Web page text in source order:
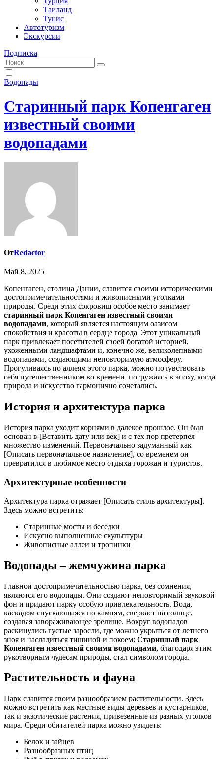
Таиланд
Тунис
Автотуризм
Экскурсии
Подписка
Водопады
Старинный парк Копенгаген
известный своими
водопадами
ОтRedactor
Май 8, 2025
Копенгаген, столица Дании, славится своими историческими
достопримечательностями и живописными уголками
природы. Среди этих сокровищ особое место занимает
старинный парк Копенгаген известный своими
водопадами, который является настоящим оазисом
спокойствия и красоты в сердце города. Этот уникальный
парк привлекает посетителей своей богатой историей,
ухоженными ландшафтами и, конечно же, великолепными
водопадами, создающими неповторимую атмосферу.
Прогуливаясь по аллеям этого парка, можно почувствовать
себя путешественником во времени, погружаясь в эпоху, когда
природа и искусство гармонично сочетались.
История и архитектура парка
История парка уходит корнями в далекое прошлое. Он был
основан в [Вставить дату или век] и с тех пор претерпел
множество изменений. Первоначально задуманный как
[Описать первоначальное назначение], со временем он
превратился в любимое место отдыха горожан и туристов.
Архитектурные особенности
Архитектура парка отражает [Описать стиль архитектуры].
Здесь можно встретить:
Старинные мосты и беседки
Искусно выполненные скульптуры
Живописные аллеи и тропинки
Водопады – жемчужина парка
Главной достопримечательностью парка, без сомнения,
являются его водопады. Они создают неповторимый звуковой
фон и придают парку особую привлекательность. Вода,
каскадом спускающаяся по камням, сверкает на солнце,
создавая завораживающее зрелище. Вокруг водопадов
раскинулись густые заросли, где можно укрыться от летнего
зноя и насладиться тишиной и покоем; Старинный парк
Копенгаген известный своими водопадами, благодаря этим
рукотворным чудесам природы, стал символом города.
Растительность и фауна
Парк славится своим разнообразием растительности. Здесь
можно встретить как местные виды деревьев и кустарников,
так и экзотические растения, привезенные из разных уголков
мира. Среди обитателей парка можно увидеть:
Белок и зайцев
Разнообразных птиц